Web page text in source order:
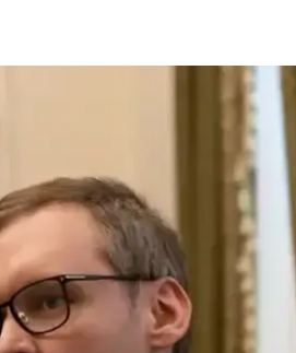
Андрей Смирнов
подозреваемого в
(ВАКС).
28 мая. Суд постановил,
пресечения.